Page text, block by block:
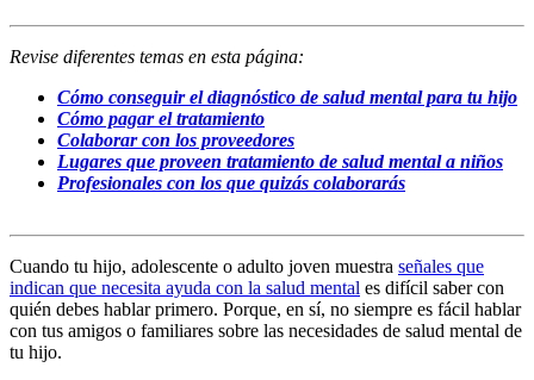
Revise diferentes temas en esta página:
Cómo conseguir el diagnóstico de salud mental para tu hijo
Cómo pagar el tratamiento
Colaborar con los proveedores
Lugares que proveen tratamiento de salud mental a niños
Profesionales con los que quizás colaborarás
Cuando tu hijo, adolescente o adulto joven muestra señales que
indican que necesita ayuda con la salud mental es difícil saber con
quién debes hablar primero. Porque, en sí, no siempre es fácil hablar
con tus amigos o familiares sobre las necesidades de salud mental de
tu hijo.